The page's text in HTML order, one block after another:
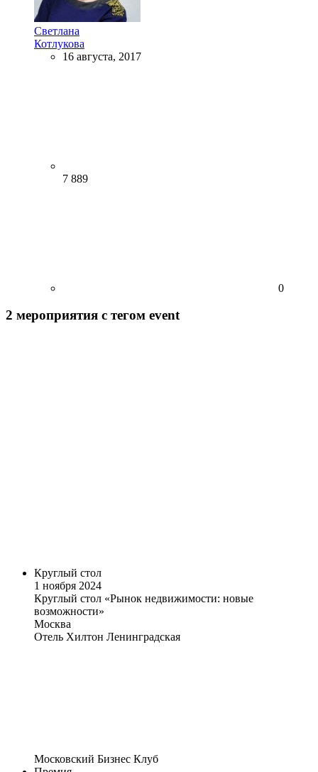
Светлана
Котлукова
16 августа, 2017
7 889
0
2 мероприятия с тегом event
Круглый стол
1 ноября 2024
Круглый стол «Рынок недвижимости: новые
возможности»
Москва
Отель Хилтон Ленинградская
Московский Бизнес Клуб